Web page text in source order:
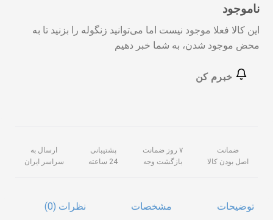
ناموجود
این کالا فعلا موجود نیست اما می‌توانید زنگوله را بزنید تا به
محض موجود شدن، به شما خبر دهیم
ضمانت
اصل بودن کالا
۷ روز ضمانت
بازگشت وجه
پشتیبانی
24 ساعته
ارسال به
سراسر ایران
توضیحات مشخصات نظرات (0)